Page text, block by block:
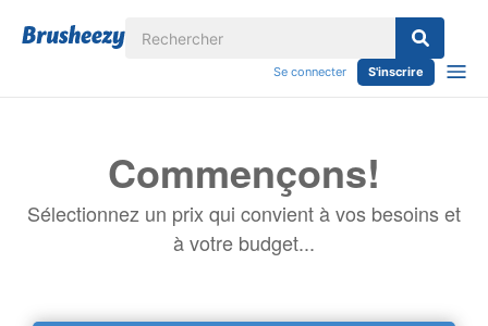
Se connecter S'inscrire
Commençons!
Sélectionnez un prix qui convient à vos besoins et
à votre budget...